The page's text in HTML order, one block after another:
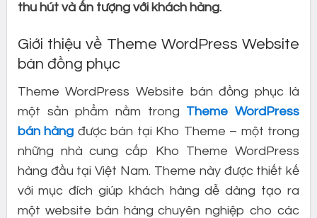
thu hút và ấn tượng với khách hàng.
Giới thiệu về Theme WordPress Website
bán đồng phục
Theme WordPress Website bán đồng phục là
một sản phẩm nằm trong Theme WordPress
bán hàng được bán tại Kho Theme – một trong
những nhà cung cấp Kho Theme WordPress
hàng đầu tại Việt Nam. Theme này được thiết kế
với mục đích giúp khách hàng dễ dàng tạo ra
một website bán hàng chuyên nghiệp cho các